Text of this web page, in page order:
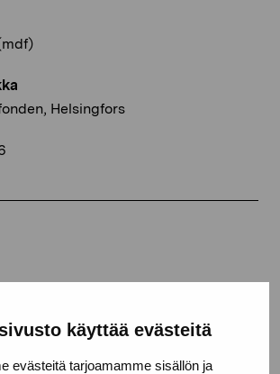
käyttää evästeitä
evästeitä tarjoamamme sisällön ja
Helsingfors